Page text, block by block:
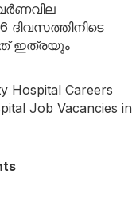
ഇത്രയും
Hospital Careers
Job Vacancies in